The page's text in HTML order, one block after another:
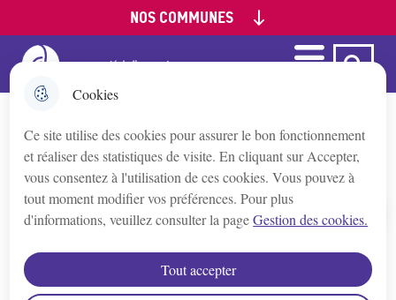
Cookies
Ce site utilise des cookies pour assurer le bon fonctionnement
et réaliser des statistiques de visite. En cliquant sur Accepter,
vous consentez à l'utilisation de ces cookies. Vous pouvez à
tout moment modifier vos préférences. Pour plus
d'informations, veuillez consulter la pageGestion des cookies.
Tout accepter
au
menu
Aller à la
Aller au
contenu
plan du site
NOS COMMUNES
Appoigny
Augy
Auxerre
Bleigny-le-Carreau
Menu
Page d'accueil
Accueil
Aux portes de la Bourgogne, à 1h30 de
Paris, la Communauté de l’Auxerrois offre